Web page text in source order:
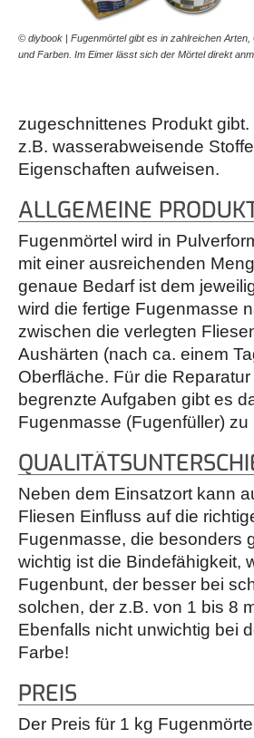
© diybook | Fugenmörtel gibt es in zahlreichen Arten,
und Farben. Im Eimer lässt sich der Mörtel direkt
zugeschnittenes Produkt
z.B. wasserabweisende
Eigenschaften aufweisen.
ALLGEMEINE
Fugenmörtel wird in
mit einer ausreichenden
genaue Bedarf ist dem
wird die fertige Fugenmasse
zwischen die verlegten
Aushärten (nach ca. einem
Oberfläche. Für die
begrenzte Aufgaben gibt es
Fugenmasse (Fugenfüller) zu
Neben dem Einsatzort kann
Fliesen Einfluss auf die
Fugenmasse, die besonders
wichtig ist die Bindefähigkeit,
Fugenbunt, der besser bei
solchen, der z.B. von 1 bis 8
Ebenfalls nicht unwichtig bei
Farbe!
PREIS
Der Preis für 1 kg